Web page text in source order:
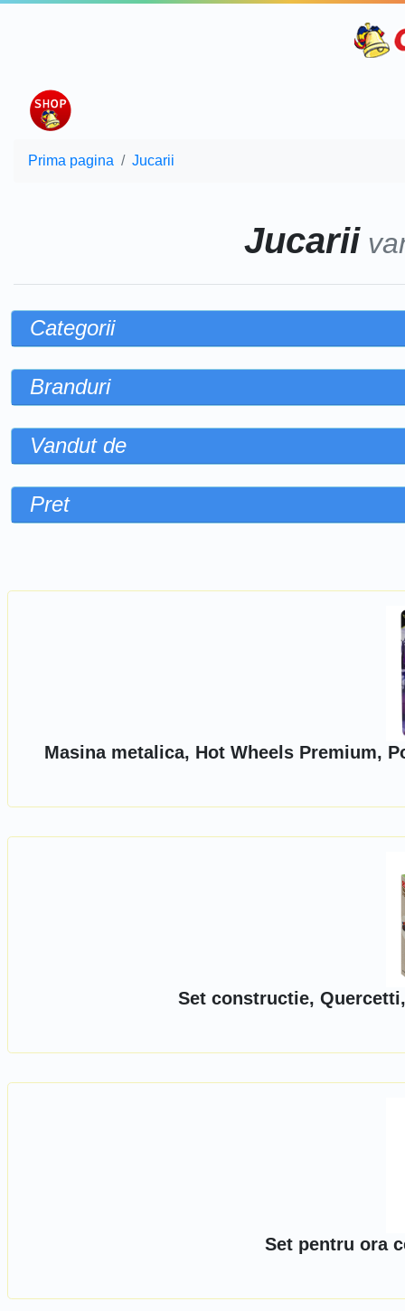
Prima pagina Jucarii
Jucarii
Categorii
Branduri
Vandut de
Pret
Masina metalica, Hot Wheels Premium,
Set constructie,
Set pentru ora